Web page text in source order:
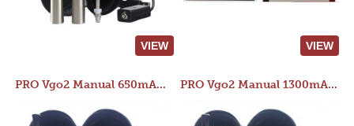
VIEW VIEW
PRO Vgo2 Manual 650mAh Kit PRO Vgo2 Manual 1300mAh Kit